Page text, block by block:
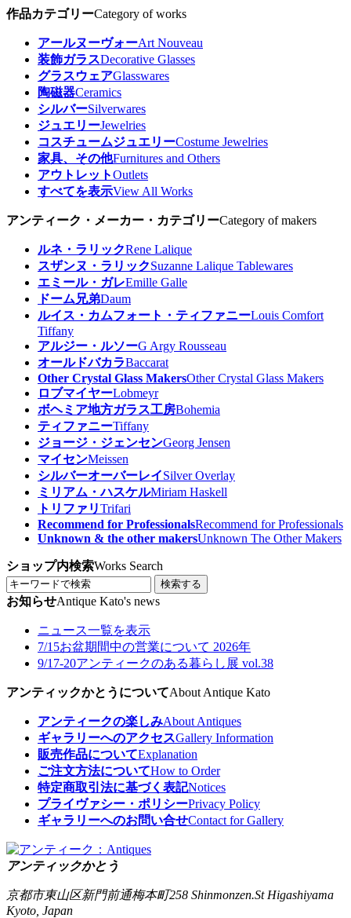
作品カテゴリーCategory of works
アールヌーヴォーArt Nouveau
装飾ガラスDecorative Glasses
グラスウェアGlasswares
陶磁器Ceramics
シルバーSilverwares
ジュエリーJewelries
コスチュームジュエリーCostume Jewelries
家具、その他Furnitures and Others
アウトレットOutlets
すべてを表示View All Works
アンティーク・メーカー・カテゴリーCategory of makers
ルネ・ラリックRene Lalique
スザンヌ・ラリックSuzanne Lalique Tablewares
エミール・ガレEmille Galle
ドーム兄弟Daum
ルイス・カムフォート・ティファニーLouis Comfort
Tiffany
アルジー・ルソーG Argy Rousseau
オールドバカラBaccarat
Other Crystal Glass MakersOther Crystal Glass Makers
ロブマイヤーLobmeyr
ボヘミア地方ガラス工房Bohemia
ティファニーTiffany
ジョージ・ジェンセンGeorg Jensen
マイセンMeissen
シルバーオーバーレイSilver Overlay
ミリアム・ハスケルMiriam Haskell
トリファリTrifari
Recommend for ProfessionalsRecommend for Professionals
Unknown & the other makersUnknown The Other Makers
ショップ内検索Works Search
検索する
お知らせAntique Kato's news
ニュース一覧を表示
7/15お盆期間中の営業について 2026年
9/17-20アンティークのある暮らし展 vol.38
アンティックかとうについてAbout Antique Kato
アンティークの楽しみAbout Antiques
ギャラリーへのアクセスGallery Information
販売作品についてExplanation
ご注文方法についてHow to Order
特定商取引法に基づく表記Notices
プライヴァシー・ポリシーPrivacy Policy
ギャラリーへのお問い合せContact for Gallery
アンティックかとう
京都市東山区新門前通梅本町258 Shinmonzen.St Higashiyama
Kyoto, Japan